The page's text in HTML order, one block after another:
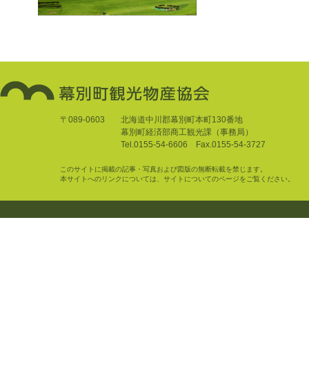
〒089-0603
北海道中川郡幕別町本町130番地
幕別町経済部商工観光課（事務局）
Tel.0155-54-6606 Fax.0155-54-3727
このサイトに掲載の記事・写真および図版の無断転載を禁じます。
本サイトへのリンクについては、サイトについてのページをご覧ください。